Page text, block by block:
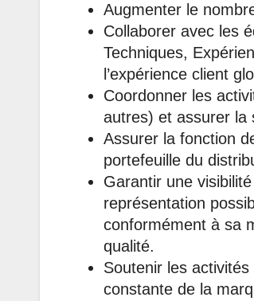
Augmenter le
Collaborer avec les
Techniques,
l’expérience client
Coordonner les
autres) et assurer la
Assurer la fonction
portefeuille du
Garantir une
représentation
conformément à sa
qualité.
Soutenir les
constante de la